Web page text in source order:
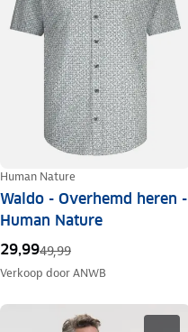
Human Nature
Waldo - Overhemd heren -
Human Nature
29,9949,99
Verkoop doorANWB